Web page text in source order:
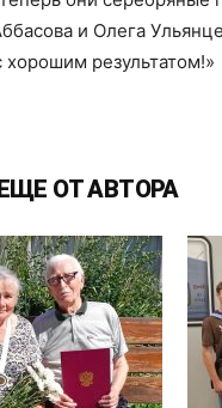
и Олега
результатом!»
ОТ АВТОРА